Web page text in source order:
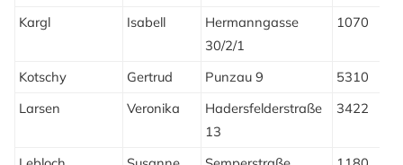
Kargl Isabell
Hermanngasse
30/2/1
1070
Kotschy Gertrud Punzau 9 5310
Larsen
Veronika
Hadersfelderstraße
13
3422